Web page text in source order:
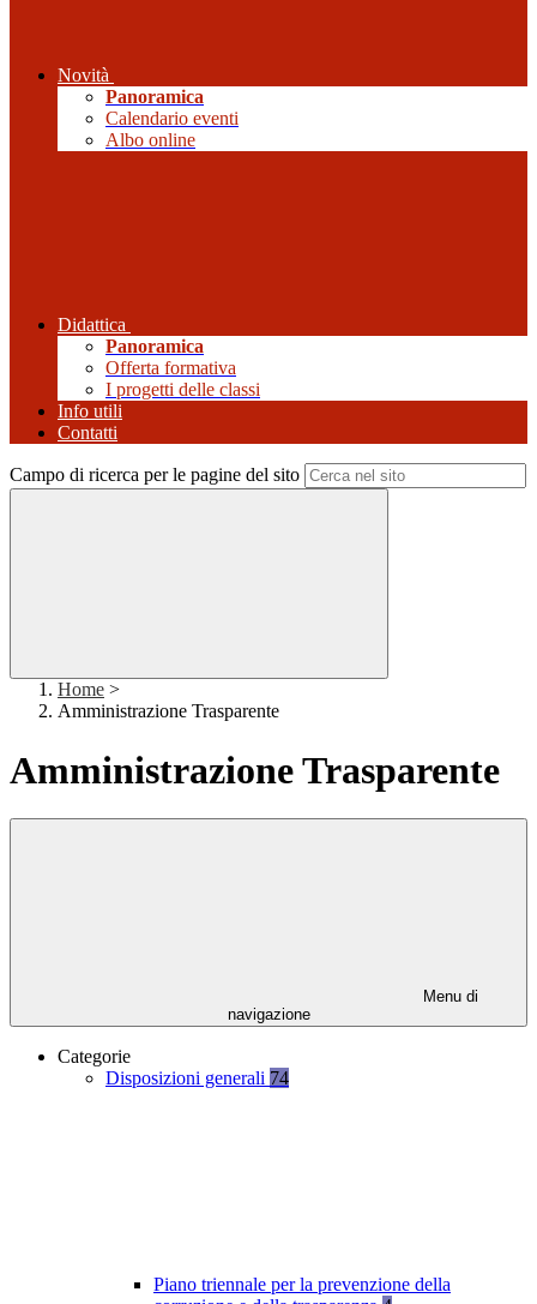
Novità
Panoramica
Calendario eventi
Albo online
Didattica
Panoramica
Offerta formativa
I progetti delle classi
Info utili
Contatti
Campo di ricerca per le pagine del sito
Home >
Amministrazione Trasparente
Amministrazione Trasparente
Menu di
navigazione
Categorie
Disposizioni generali 74
Piano triennale per la prevenzione della